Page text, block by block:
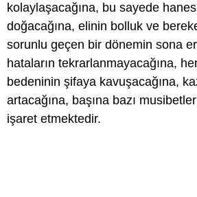
kolaylaşacağına, bu sayede
doğacağına, elinin bolluk ve
sorunlu geçen bir dönemin sona
hataların tekrarlanmayacağına,
bedeninin şifaya kavuşacağına,
artacağına, başına bazı
işaret etmektedir.